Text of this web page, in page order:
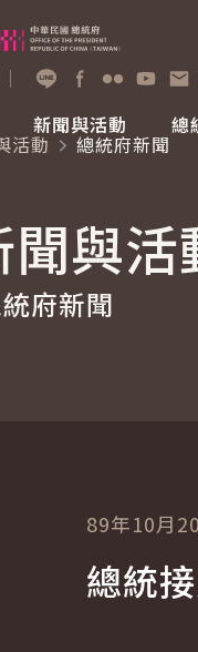
對策委員會
新聞與活動 總
活動
總統府新聞
聞與活
府新聞
89年10月
總統